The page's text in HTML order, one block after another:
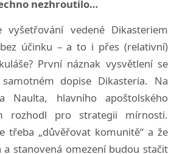
nezhroutilo…
vedené Dikasteriem
účinku – a to i přes (relativní)
První náznak vysvětlení se
dopise Dikasteria. Na
Naulta, hlavního apoštolského
rozhodl pro strategii mírnosti.
třeba „důvěřovat komunitě“ a že
a stanovená omezení budou stačit